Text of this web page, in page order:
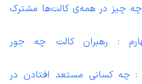
چیز در همه‌ی کالت‌ها مشترک
: رهبران کالت چه جور
چه کسانی مستعد افتادن در